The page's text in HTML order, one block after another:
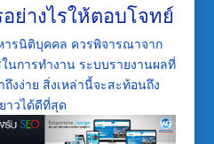
ย่างไรให้ตอบโจทย์
ารนิติบุคคล ควรพิจารณาจาก
นการทำงาน ระบบรายงานผลที่
งง่าย สิ่งเหล่านี้จะสะท้อนถึง
าวได้ดีที่สุด